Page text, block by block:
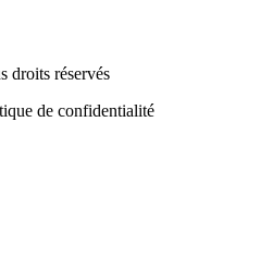
droits réservés
de confidentialité